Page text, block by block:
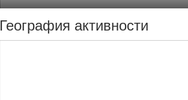
География активности